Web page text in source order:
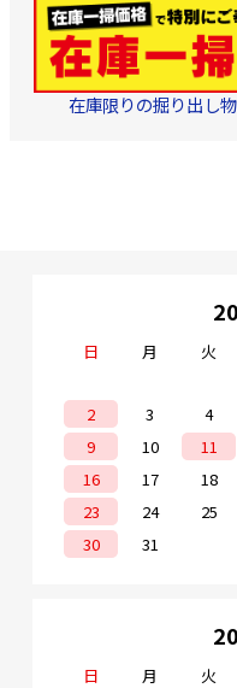
在庫限りの掘り出し
日 月 火
2
3 4
9
10 11
16
17 18
23
24 25
30
31
日 月 火